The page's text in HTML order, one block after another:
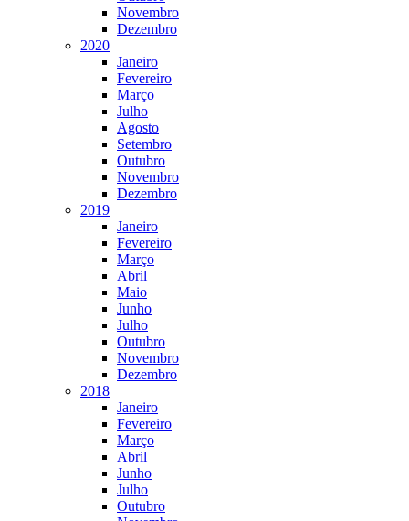
Novembro
Dezembro
2020
Janeiro
Fevereiro
Março
Julho
Agosto
Setembro
Outubro
Novembro
Dezembro
2019
Janeiro
Fevereiro
Março
Abril
Maio
Junho
Julho
Outubro
Novembro
Dezembro
2018
Janeiro
Fevereiro
Março
Abril
Junho
Julho
Outubro